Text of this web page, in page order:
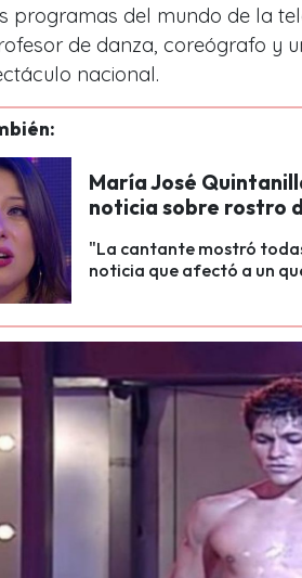
programas del mundo de la
de danza, coreógrafo y
nacional.
María José
noticia sobre rostro
"La cantante mostró
noticia que afectó a un